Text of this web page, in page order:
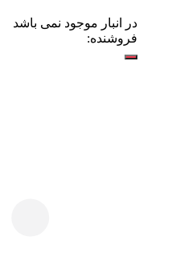
در انبار موجود نمی باشد
فروشنده: